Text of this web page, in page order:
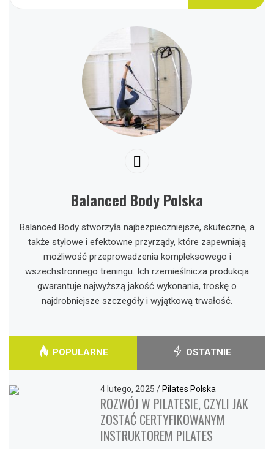
Balanced Body Polska
Balanced Body stworzyła najbezpieczniejsze, skuteczne, a
także stylowe i efektowne przyrządy, które zapewniają
możliwość przeprowadzenia kompleksowego i
wszechstronnego treningu. Ich rzemieślnicza produkcja
gwarantuje najwyższą jakość wykonania, troskę o
najdrobniejsze szczegóły i wyjątkową trwałość.
POPULARNE OSTATNIE
4 lutego, 2025/ Pilates Polska
ROZWÓJ W PILATESIE, CZYLI JAK
ZOSTAĆ CERTYFIKOWANYM
INSTRUKTOREM PILATES